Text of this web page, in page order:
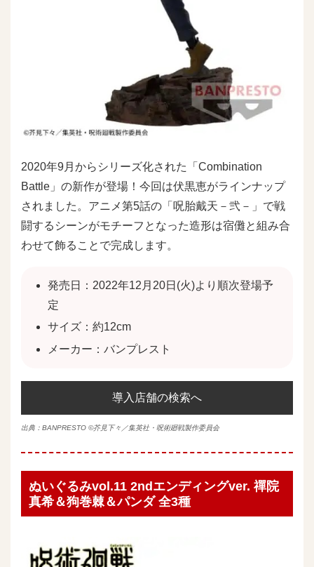
2020年9月からシリーズ化された「Combination
Battle」の新作が登場！今回は伏黒恵がラインナップ
されました。アニメ第5話の「呪胎戴天－弐－」で戦
闘するシーンがモチーフとなった造形は宿儺と組み合
わせて飾ることで完成します。
発売日：2022年12月20日(火)より順次登場予
定
サイズ：約12cm
メーカー：バンプレスト
導入店舗の検索へ
出典： BANPRESTO ©芥見下々／集英社・呪術廻戦製作委員会
ぬいぐるみvol.11 2ndエンディングver. 禪院
真希＆狗巻棘＆パンダ 全3種